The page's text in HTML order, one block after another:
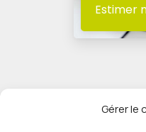
Gérer le
Estimer